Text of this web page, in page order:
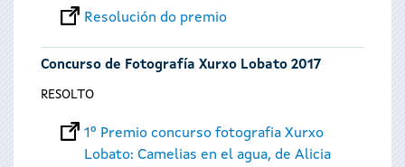
Resolución do premio
Concurso de Fotografía Xurxo Lobato 2017
RESOLTO
1º Premio concurso fotografia Xurxo
Lobato: Camelias en el agua, de Alicia